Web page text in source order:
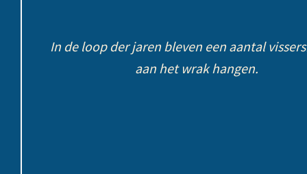
In de loop der jaren bleven een aantal
aan het wrak hangen.